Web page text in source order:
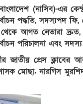
(নাসিব)-এর
পদ্ধতি, সদস্যপদ
আগত নেতারা
পরিচালনা এবং
জাতীয় প্রেস
মোছা. নারগিস